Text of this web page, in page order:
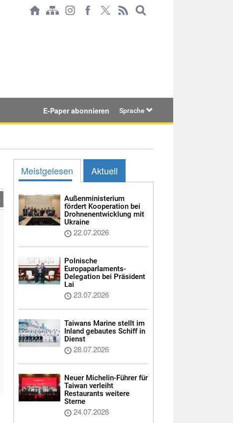
E-Paper abonnieren Sprache
Meistgelesen Aktuell
Außenministerium
fördert Kooperation bei
Drohnenentwicklung mit
Ukraine
22.07.2026
Polnische
Europaparlaments-
Delegation bei Präsident
Lai
23.07.2026
Taiwans Marine stellt im
Inland gebautes Schiff in
Dienst
28.07.2026
Neuer Michelin-Führer für
Taiwan verleiht
Restaurants weitere
Sterne
24.07.2026